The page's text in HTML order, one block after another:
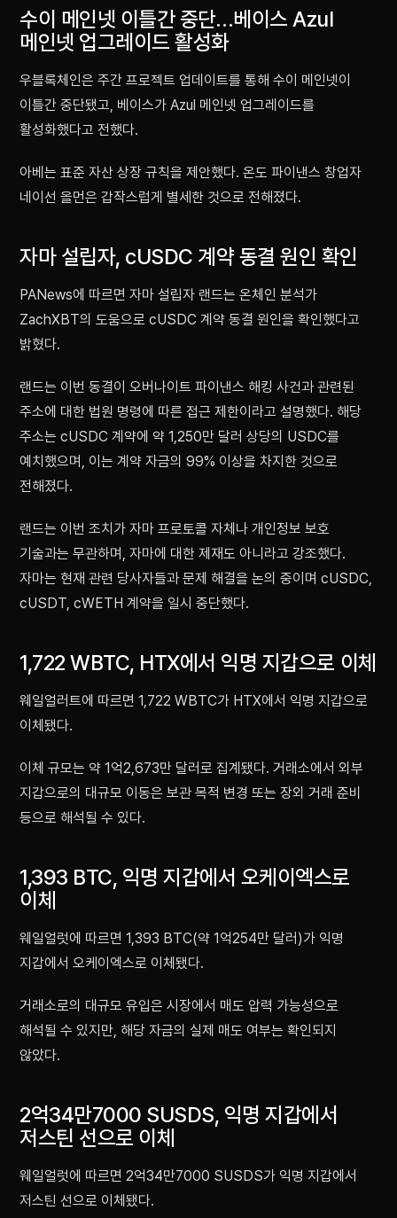
수이 메인넷 이틀간 중단…베이스 Azul
메인넷 업그레이드 활성화
우블록체인은 주간 프로젝트 업데이트를 통해 수이 메인넷이
이틀간 중단됐고, 베이스가 Azul 메인넷 업그레이드를
활성화했다고 전했다.
아베는 표준 자산 상장 규칙을 제안했다. 온도 파이낸스 창업자
네이선 올먼은 갑작스럽게 별세한 것으로 전해졌다.
자마 설립자, cUSDC 계약 동결 원인 확인
PANews에 따르면 자마 설립자 랜드는 온체인 분석가
ZachXBT의 도움으로 cUSDC 계약 동결 원인을 확인했다고
밝혔다.
랜드는 이번 동결이 오버나이트 파이낸스 해킹 사건과 관련된
주소에 대한 법원 명령에 따른 접근 제한이라고 설명했다. 해당
주소는 cUSDC 계약에 약 1,250만 달러 상당의 USDC를
예치했으며, 이는 계약 자금의 99% 이상을 차지한 것으로
전해졌다.
랜드는 이번 조치가 자마 프로토콜 자체나 개인정보 보호
기술과는 무관하며, 자마에 대한 제재도 아니라고 강조했다.
자마는 현재 관련 당사자들과 문제 해결을 논의 중이며 cUSDC,
cUSDT, cWETH 계약을 일시 중단했다.
1,722 WBTC, HTX에서 익명 지갑으로 이체
웨일얼러트에 따르면 1,722 WBTC가 HTX에서 익명 지갑으로
이체됐다.
이체 규모는 약 1억2,673만 달러로 집계됐다. 거래소에서 외부
지갑으로의 대규모 이동은 보관 목적 변경 또는 장외 거래 준비
등으로 해석될 수 있다.
1,393 BTC, 익명 지갑에서 오케이엑스로
이체
웨일얼럿에 따르면 1,393 BTC(약 1억254만 달러)가 익명
지갑에서 오케이엑스로 이체됐다.
거래소로의 대규모 유입은 시장에서 매도 압력 가능성으로
해석될 수 있지만, 해당 자금의 실제 매도 여부는 확인되지
않았다.
2억34만7000 SUSDS, 익명 지갑에서
저스틴 선으로 이체
웨일얼럿에 따르면 2억34만7000 SUSDS가 익명 지갑에서
저스틴 선으로 이체됐다.